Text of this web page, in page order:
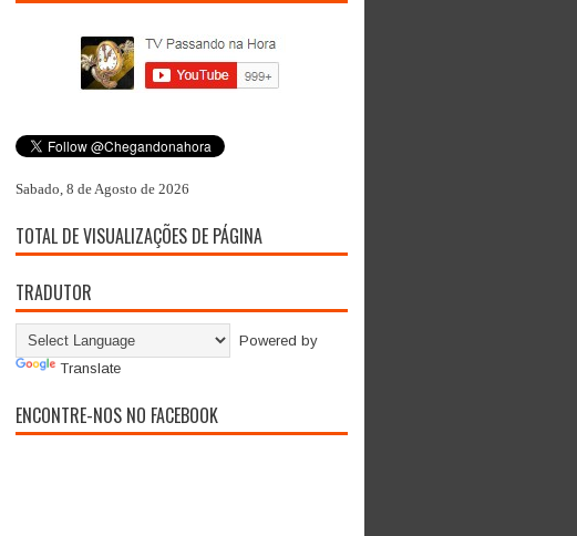
Sabado, 8 de Agosto de 2026
TOTAL DE VISUALIZAÇÕES DE PÁGINA
TRADUTOR
Powered by
Translate
ENCONTRE-NOS NO FACEBOOK